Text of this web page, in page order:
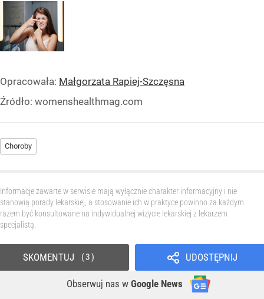
Opracowała: Małgorzata Rapiej-Szczęsna
Źródło: womenshealthmag.com
Choroby
Informacje zawarte w serwisie mają wyłącznie charakter informacyjny i nie
stanowią porady lekarskiej, a stosowanie ich w praktyce powinno za każdym
razem być konsultowane na indywidualnej wizycie lekarskiej z lekarzem
specjalistą.
UDOSTĘPNIJ
Obserwuj nas w Google News
SKOMENTUJ 3